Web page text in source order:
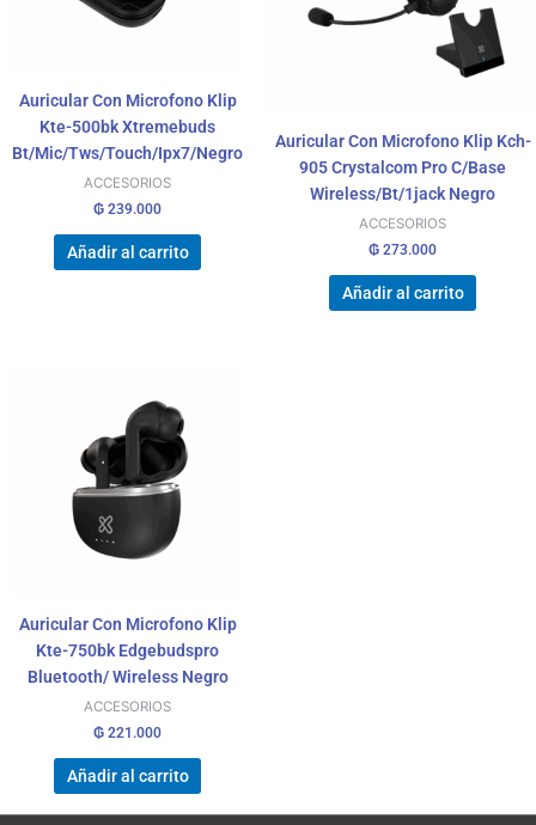
Auricular Con Microfono Klip
Kte-500bk Xtremebuds
Bt/Mic/Tws/Touch/Ipx7/Negro
ACCESORIOS
₲ 239.000
Añadir al carrito
Auricular Con Microfono Klip Kch-
905 Crystalcom Pro C/Base
Wireless/Bt/1jack Negro
ACCESORIOS
₲ 273.000
Añadir al carrito
Auricular Con Microfono Klip
Kte-750bk Edgebudspro
Bluetooth/ Wireless Negro
ACCESORIOS
₲ 221.000
Añadir al carrito